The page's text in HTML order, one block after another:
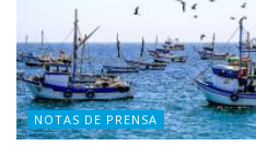
NOTAS DE PRENSA